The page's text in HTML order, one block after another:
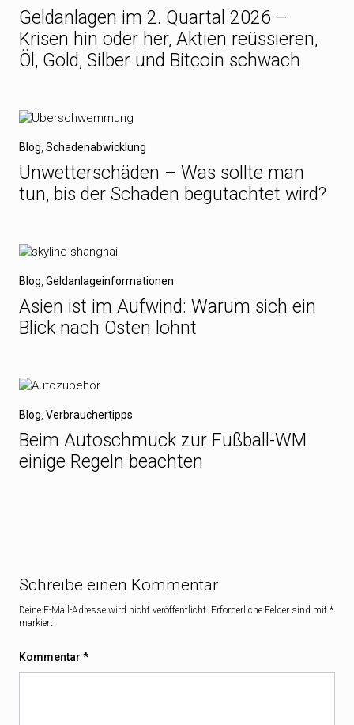
Geldanlagen im 2. Quartal 2026 –
Krisen hin oder her, Aktien reüssieren,
Öl, Gold, Silber und Bitcoin schwach
Blog Schadenabwicklung
Unwetterschäden – Was sollte man
tun, bis der Schaden begutachtet wird?
Blog Geldanlageinformationen
Asien ist im Aufwind: Warum sich ein
Blick nach Osten lohnt
Blog Verbrauchertipps
Beim Autoschmuck zur Fußball-WM
einige Regeln beachten
Schreibe einen Kommentar
Deine E-Mail-Adresse wird nicht veröffentlicht. Erforderliche Felder sind mit *
markiert
Kommentar *